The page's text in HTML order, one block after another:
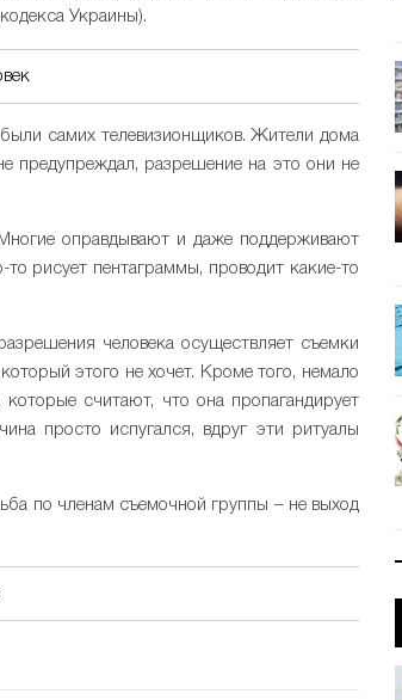
Украины).
самих телевизионщиков. Жители дома
предупреждал, разрешение на это они не
оправдывают и даже поддерживают
рисует пентаграммы, проводит какие-то
человека осуществляет съемки
этого не хочет. Кроме того, немало
считают, что она пропагандирует
просто испугался, вдруг эти ритуалы
по членам съемочной группы – не выход